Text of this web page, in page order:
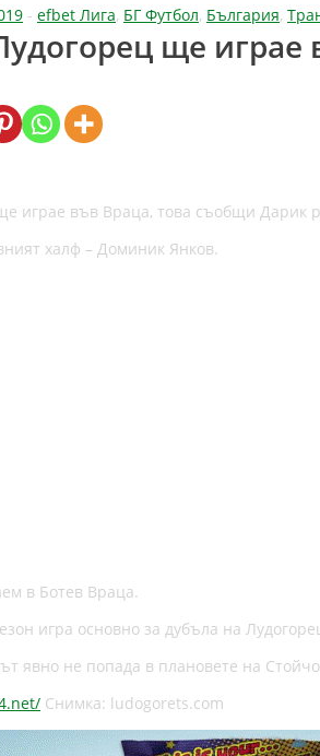
- efbet Лига, БГ Футбол, България,
ще играе
играе във Враца, това съобщи Дарик
халф – Доминик Янков.
в Ботев Враца.
игра основно за дубъла на
явно не попада в плановете на
Снимка: ludogorets.com